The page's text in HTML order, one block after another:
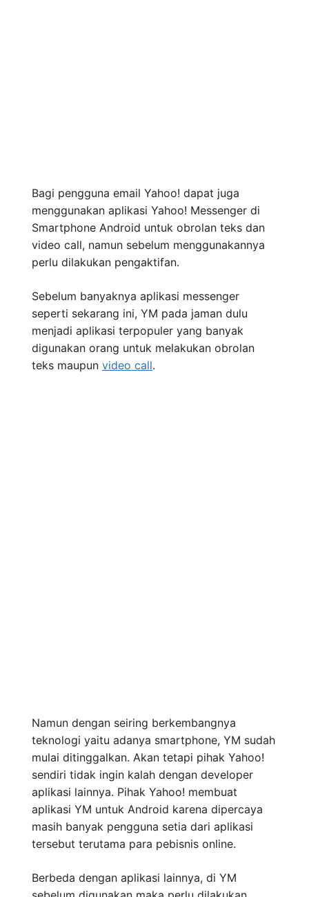
Bagi pengguna email Yahoo! dapat juga
menggunakan aplikasi Yahoo! Messenger di
Smartphone Android untuk obrolan teks dan
video call, namun sebelum menggunakannya
perlu dilakukan pengaktifan.
Sebelum banyaknya aplikasi messenger
seperti sekarang ini, YM pada jaman dulu
menjadi aplikasi terpopuler yang banyak
digunakan orang untuk melakukan obrolan
teks maupun video call.
Namun dengan seiring berkembangnya
teknologi yaitu adanya smartphone, YM sudah
mulai ditinggalkan. Akan tetapi pihak Yahoo!
sendiri tidak ingin kalah dengan developer
aplikasi lainnya. Pihak Yahoo! membuat
aplikasi YM untuk Android karena dipercaya
masih banyak pengguna setia dari aplikasi
tersebut terutama para pebisnis online.
Berbeda dengan aplikasi lainnya, di YM